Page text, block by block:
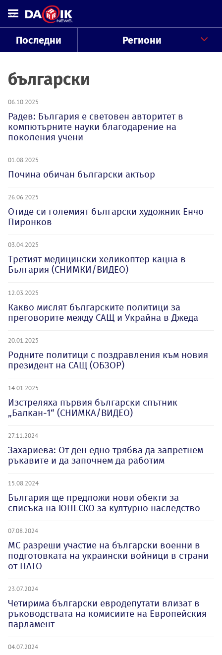
Последни Региони
български
06.10.2025
Радев: България е световен авторитет в
компютърните науки благодарение на
поколения учени
01.08.2025
Почина обичан български актьор
26.06.2025
Отиде си големият български художник Енчо
Пиронков
03.04.2025
Третият медицински хеликоптер кацна в
България (СНИМКИ/ВИДЕО)
12.03.2025
Какво мислят българските политици за
преговорите между САЩ и Украйна в Джеда
20.01.2025
Родните политици с поздравления към новия
президент на САЩ (ОБЗОР)
14.01.2025
Изстреляха първия български спътник
„Балкан-1“ (СНИМКА/ВИДЕО)
27.11.2024
Захариева: От ден едно трябва да запретнем
ръкавите и да започнем да работим
15.08.2024
България ще предложи нови обекти за
списъка на ЮНЕСКО за културно наследство
07.08.2024
МС разреши участие на български военни в
подготовката на украински войници в страни
от НАТО
23.07.2024
Четирима български евродепутати влизат в
ръководствата на комисиите на Европейския
парламент
04.07.2024